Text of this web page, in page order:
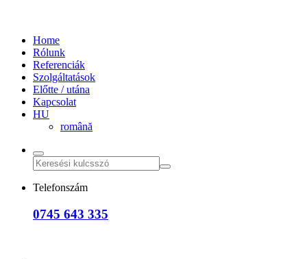
Home
Rólunk
Referenciák
Szolgáltatások
Előtte / utána
Kapcsolat
HU
română
Telefonszám
0745 643 335